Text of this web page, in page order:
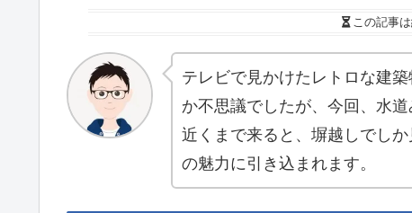
この記事は
テレビで見かけたレトロな建
か不思議でしたが、今回、水
近くまで来ると、塀越しでし
の魅力に引き込まれます。